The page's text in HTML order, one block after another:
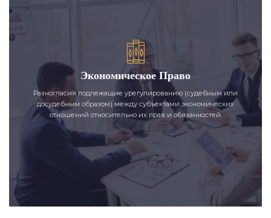
Экономическое Право
Разногласия подлежащие урегулированию (судебным или
досудебным образом) между субъектами экономических
отношений относительно их прав и обязанностей.